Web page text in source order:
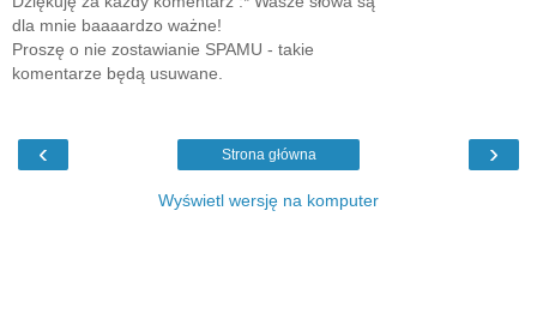
dla mnie baaaardzo ważne!
Proszę o nie zostawianie SPAMU - takie
komentarze będą usuwane.
‹ ›
Strona główna
Wyświetl wersję na komputer